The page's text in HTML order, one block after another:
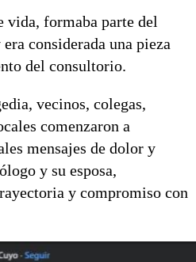
vida, formaba parte del
considerada una pieza
del consultorio.
vecinos, colegas,
comenzaron a
mensajes de dolor y
y su esposa,
y compromiso con